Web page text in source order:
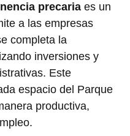
precaria es un
a las empresas
completa la
inversiones y
Este
espacio del Parque
productiva,